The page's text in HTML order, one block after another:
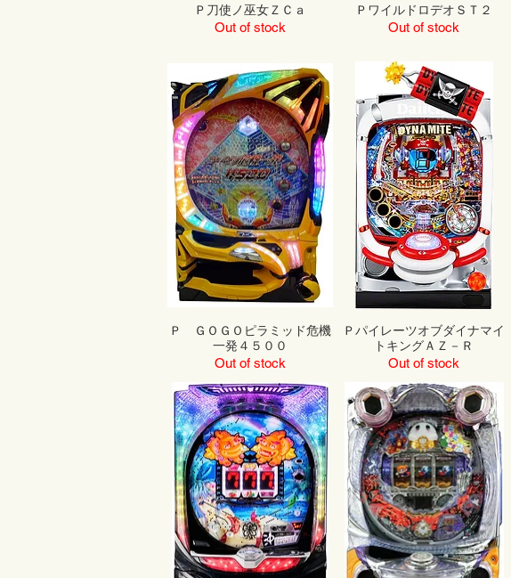
Ｐ刀使ノ巫女ＺＣａ
Out of stock
ＰワイルドロデオＳＴ２
Out of stock
Ｐ ＧＯＧＯピラミッド危機
一発４５００
Out of stock
Ｐパイレーツオブダイナマイ
トキングＡＺ－Ｒ
Out of stock